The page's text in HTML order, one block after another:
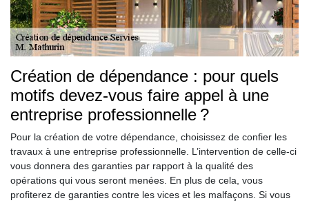
Création de dépendance : pour quels
motifs devez-vous faire appel à une
entreprise professionnelle ?
Pour la création de votre dépendance, choisissez de confier les
travaux à une entreprise professionnelle. L’intervention de celle-ci
vous donnera des garanties par rapport à la qualité des
opérations qui vous seront menées. En plus de cela, vous
profiterez de garanties contre les vices et les malfaçons. Si vous